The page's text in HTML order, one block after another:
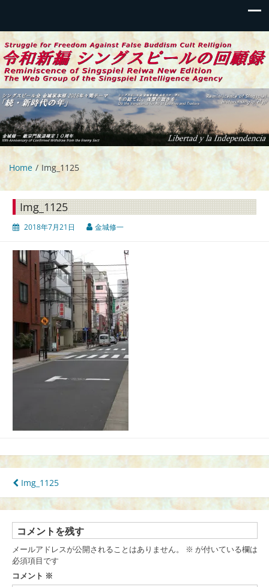
令和新編 シングスピールの回顧録
伝統偽装カルトからの蘇生と闘争の記録
Home Img_1125
Img_1125
2018年7月21日 金城修一
投
稿
ナ
ビ
ゲ
ー
シ
ョ
ン
Img_1125
コメントを残す
メールアドレスが公開されることはありません。 ※ が付いている欄は
必須項目です
コメント ※